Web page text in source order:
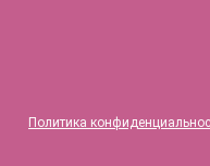
Политика